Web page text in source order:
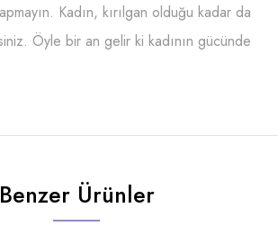
Kadın, kırılgan olduğu kadar da
Öyle bir an gelir ki kadının gücünde
Benzer Ürünler